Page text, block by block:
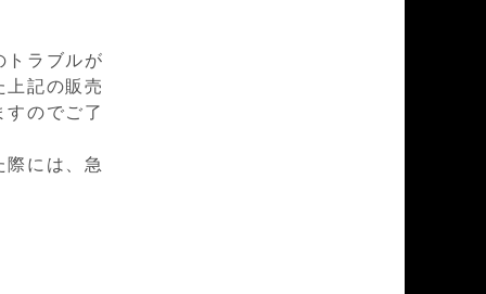
トラブルが
上記の販売
のでご了
には、急